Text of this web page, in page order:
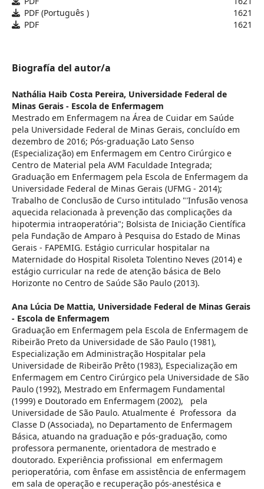
PDF (Português )
1621
PDF
1621
Biografía del autor/a
Nathália Haib Costa Pereira, Universidade Federal de
Minas Gerais - Escola de Enfermagem
Mestrado em Enfermagem na Área de Cuidar em Saúde
pela Universidade Federal de Minas Gerais, concluído em
dezembro de 2016; Pós-graduação Lato Senso
(Especialização) em Enfermagem em Centro Cirúrgico e
Centro de Material pela AVM Faculdade Integrada;
Graduação em Enfermagem pela Escola de Enfermagem da
Universidade Federal de Minas Gerais (UFMG - 2014);
Trabalho de Conclusão de Curso intitulado "'Infusão venosa
aquecida relacionada à prevenção das complicações da
hipotermia intraoperatória"; Bolsista de Iniciação Científica
pela Fundação de Amparo à Pesquisa do Estado de Minas
Gerais - FAPEMIG. Estágio curricular hospitalar na
Maternidade do Hospital Risoleta Tolentino Neves (2014) e
estágio curricular na rede de atenção básica de Belo
Horizonte no Centro de Saúde São Paulo (2013).
Ana Lúcia De Mattia, Universidade Federal de Minas Gerais
- Escola de Enfermagem
Graduação em Enfermagem pela Escola de Enfermagem de
Ribeirão Preto da Universidade de São Paulo (1981),
Especialização em Administração Hospitalar pela
Universidade de Ribeirão Prêto (1983), Especialização em
Enfermagem em Centro Cirúrgico pela Universidade de São
Paulo (1992), Mestrado em Enfermagem Fundamental
(1999) e Doutorado em Enfermagem (2002), pela
Universidade de São Paulo. Atualmente é Professora da
Classe D (Associada), no Departamento de Enfermagem
Básica, atuando na graduação e pós-graduação, como
professora permanente, orientadora de mestrado e
doutorado. Experiência profissional em enfermagem
perioperatória, com ênfase em assistência de enfermagem
em sala de operação e recuperação pós-anestésica e